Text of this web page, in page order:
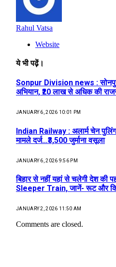
Rahul Vatsa
Website
ये भी पढ़ें।
Sonpur Division news :
अभियान, ₹20 लाख से अधिक की
JANUARY 6, 2026 10:01 PM
Indian Railway : अलार्म चेन
मामले दर्ज…₹3,500 जुर्माना वसूला
JANUARY 6, 2026 9:56 PM
बिहार से नहीं यहां से चलेगी देश की
Sleeper Train, जानें- रूट और
JANUARY 2, 2026 11:50 AM
Comments are closed.